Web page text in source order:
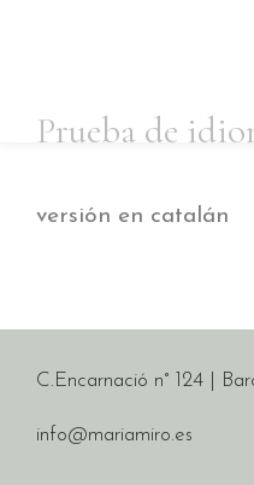
Prueba de
versión en catalán
C.Encarnació n° 124 |
info@mariamiro.es